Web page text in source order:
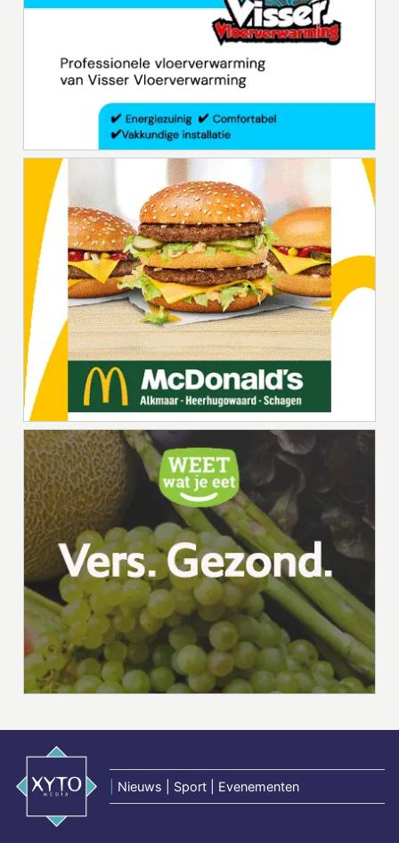
Nieuws | Sport | Evenementen